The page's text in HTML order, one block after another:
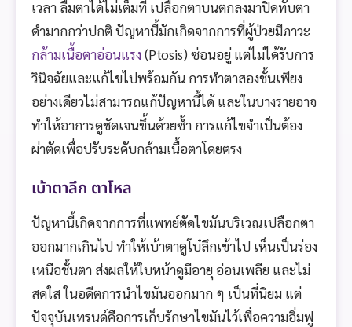
เวลา ลืมตาได้ไม่เต็มที่ เปลือกตาบนตกลงมาปิดทับตา
ดำมากกว่าปกติ ปัญหานี้มักเกิดจากการที่ผู้ป่วยมีภาวะ
กล้ามเนื้อตาอ่อนแรง (Ptosis) ซ่อนอยู่ แต่ไม่ได้รับการ
วินิจฉัยและแก้ไขไปพร้อมกัน การทำตาสองชั้นเพียง
อย่างเดียวไม่สามารถแก้ปัญหานี้ได้ และในบางรายอาจ
ทำให้อาการดูชัดเจนขึ้นด้วยซ้ำ การแก้ไขจำเป็นต้อง
ผ่าตัดเพื่อปรับระดับกล้ามเนื้อตาโดยตรง
เบ้าตาลึก ตาโหล
ปัญหานี้เกิดจากการที่แพทย์ตัดไขมันบริเวณเปลือกตา
ออกมากเกินไป ทำให้เบ้าตาดูโบ๋ลึกเข้าไป เห็นเป็นร่อง
เหนือชั้นตา ส่งผลให้ใบหน้าดูมีอายุ อ่อนเพลีย และไม่
สดใส ในอดีตการนำไขมันออกมาก ๆ เป็นที่นิยม แต่
ปัจจุบันเทรนด์คือการเก็บรักษาไขมันไว้เพื่อความอิ่มฟู